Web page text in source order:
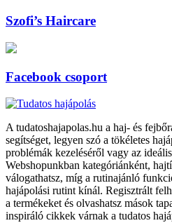
Szofi’s Haircare
Facebook csoport
A tudatoshajapolas.hu a haj- és
segítséget, legyen szó a tökéletes
problémák kezeléséről vagy az
Webshopunkban kategóriánként,
válogathatsz, míg a rutinajánló
hajápolási rutint kínál. Regisztrált
a termékeket és olvashatsz mások
inspiráló cikkek várnak a tudatos